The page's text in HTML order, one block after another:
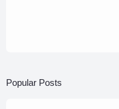
Popular Posts